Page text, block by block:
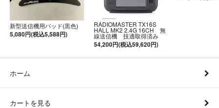
新型送信機用パッド(黒色)
5,080円(税込5,588円)
RADIOMASTER TX16S
HALL MK2 2.4G 16CH 無
線送信機 技適取得済み
54,200円(税込59,620円)
ホーム
カートを見る